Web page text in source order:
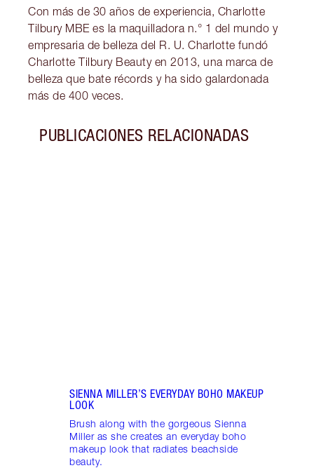
Con más de 30 años de experiencia, Charlotte
Tilbury MBE es la maquilladora n.° 1 del mundo y
empresaria de belleza del R. U. Charlotte fundó
Charlotte Tilbury Beauty en 2013, una marca de
belleza que bate récords y ha sido galardonada
más de 400 veces.
PUBLICACIONES RELACIONADAS
SIENNA MILLER’S EVERYDAY BOHO MAKEUP
LOOK
Brush along with the gorgeous Sienna
Miller as she creates an everyday boho
makeup look that radiates beachside
beauty.